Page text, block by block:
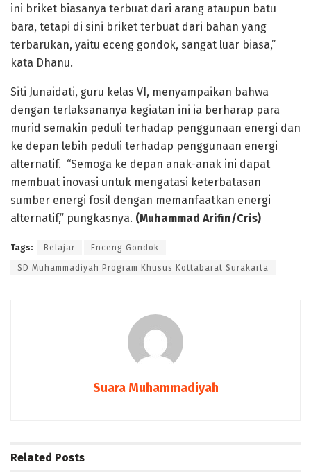
ini briket biasanya terbuat dari arang ataupun batu
bara, tetapi di sini briket terbuat dari bahan yang
terbarukan, yaitu eceng gondok, sangat luar biasa,”
kata Dhanu.
Siti Junaidati, guru kelas VI, menyampaikan bahwa
dengan terlaksananya kegiatan ini ia berharap para
murid semakin peduli terhadap penggunaan energi dan
ke depan lebih peduli terhadap penggunaan energi
alternatif. “Semoga ke depan anak-anak ini dapat
membuat inovasi untuk mengatasi keterbatasan
sumber energi fosil dengan memanfaatkan energi
alternatif,” pungkasnya. (Muhammad Arifin/Cris)
Tags: Belajar Enceng Gondok
SD Muhammadiyah Program Khusus Kottabarat Surakarta
Suara Muhammadiyah
Related Posts